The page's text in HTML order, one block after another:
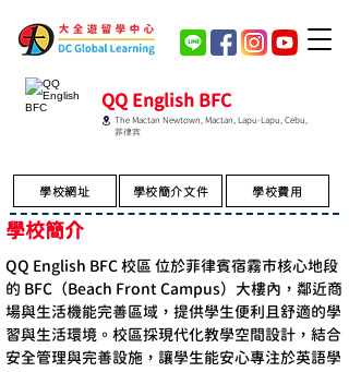
QQ English BFC
The Mactan Newtown, Mactan, Lapu-Lapu, Cebu,
菲律宾
學校網址 學校簡介文件 學校費用
學校簡介
QQ English BFC 校區 位於菲律賓宿霧市核心地段
的 BFC（Beach Front Campus）大樓內，鄰近商
場與生活機能完善區域，提供學生便利且舒適的學
習與生活環境。校區採現代化教學空間設計，結合
安全管理與完善設施，讓學生能安心專注於英語學